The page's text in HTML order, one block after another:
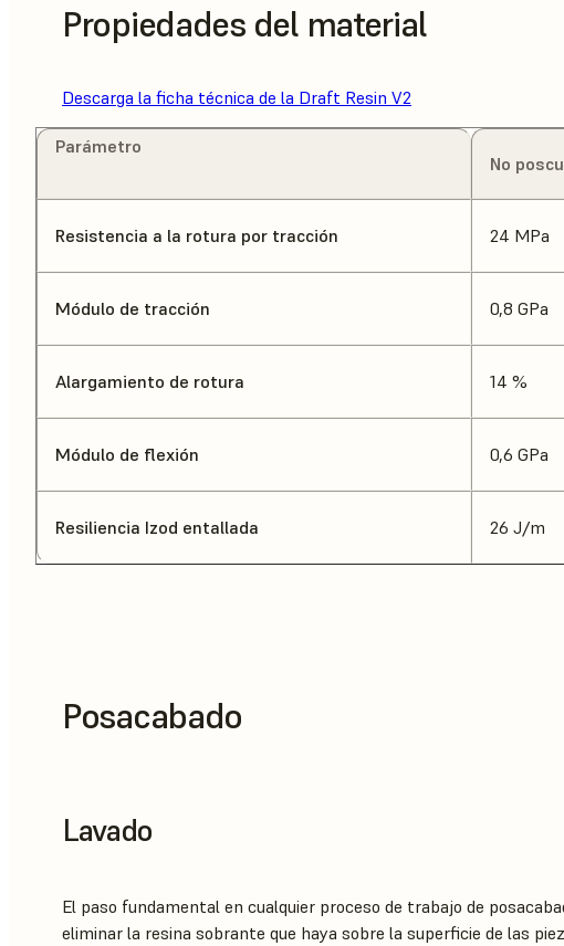
Propiedades del material
Descarga la ficha técnica de la Draft Resin V2
Parámetro
No
Resistencia a la rotura por tracción 24 MPa
Módulo de tracción 0,8 GPa
Alargamiento de rotura 14 %
Módulo de flexión 0,6 GPa
Resiliencia Izod entallada 26 J/m
Posacabado
Lavado
El paso fundamental en cualquier proceso de trabajo de
eliminar la resina sobrante que haya sobre la superficie de las